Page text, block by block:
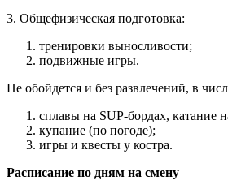
3. Общефизическая подготовка:
тренировки выносливости;
подвижные игры.
Не обойдется и без развлечений, в
сплавы на SUP-бордах, катание
купание (по погоде);
игры и квесты у костра.
Расписание по дням на смену